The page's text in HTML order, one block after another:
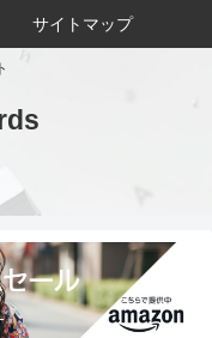
サイトマップ